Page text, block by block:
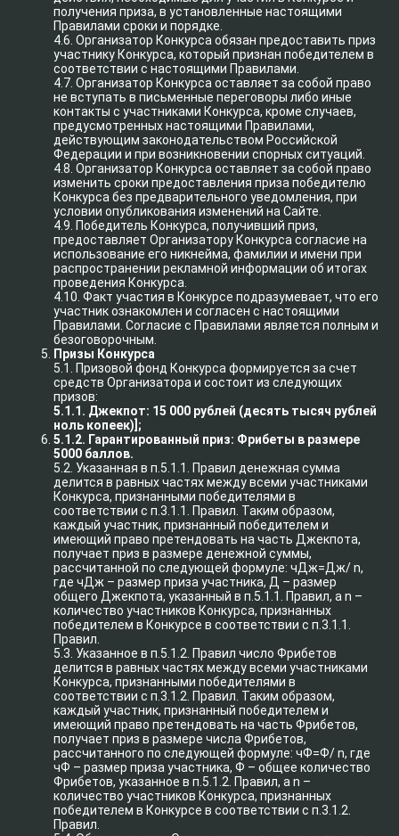
получения приза, в установленные настоящими
Правилами сроки и порядке.
4.6. Организатор Конкурса обязан предоставить приз
участнику Конкурса, который признан победителем в
соответствии с настоящими Правилами.
4.7. Организатор Конкурса оставляет за собой право
не вступать в письменные переговоры либо иные
контакты с участниками Конкурса, кроме случаев,
предусмотренных настоящими Правилами,
действующим законодательством Российской
Федерации и при возникновении спорных ситуаций.
4.8. Организатор Конкурса оставляет за собой право
изменить сроки предоставления приза победителю
Конкурса без предварительного уведомления, при
условии опубликования изменений на Сайте.
4.9. Победитель Конкурса, получивший приз,
предоставляет Организатору Конкурса согласие на
использование его никнейма, фамилии и имени при
распространении рекламной информации об итогах
проведения Конкурса.
4.10. Факт участия в Конкурсе подразумевает, что его
участник ознакомлен и согласен с настоящими
Правилами. Согласие с Правилами является полным и
безоговорочным.
Призы Конкурса
5.1. Призовой фонд Конкурса формируется за счет
средств Организатора и состоит из следующих
призов:
5.1.1. Джекпот: 15 000 рублей (десять тысяч рублей
ноль копеек)];
5.1.2. Гарантированный приз: Фрибеты в размере
5000 баллов.
5.2. Указанная в п.5.1.1. Правил денежная сумма
делится в равных частях между всеми участниками
Конкурса, признанными победителями в
соответствии с п.3.1.1. Правил. Таким образом,
каждый участник, признанный победителем и
имеющий право претендовать на часть Джекпота,
получает приз в размере денежной суммы,
рассчитанной по следующей формуле: чДж=Дж/ n,
где чДж – размер приза участника, Д – размер
общего Джекпота, указанный в п.5.1.1. Правил, а n –
количество участников Конкурса, признанных
победителем в Конкурсе в соответствии с п.3.1.1.
Правил.
5.3. Указанное в п.5.1.2. Правил число Фрибетов
делится в равных частях между всеми участниками
Конкурса, признанными победителями в
соответствии с п.3.1.2. Правил. Таким образом,
каждый участник, признанный победителем и
имеющий право претендовать на часть Фрибетов,
получает приз в размере числа Фрибетов,
рассчитанного по следующей формуле: чФ=Ф/ n, где
чФ – размер приза участника, Ф – общее количество
Фрибетов, указанное в п.5.1.2. Правил, а n –
количество участников Конкурса, признанных
победителем в Конкурсе в соответствии с п.3.1.2.
Правил.